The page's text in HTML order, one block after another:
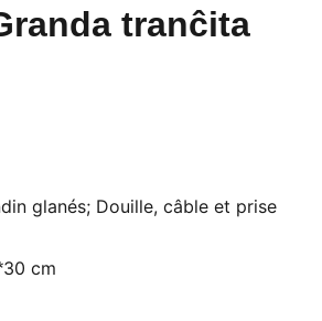
tranĉita
glanés; Douille, câble et prise
30 cm